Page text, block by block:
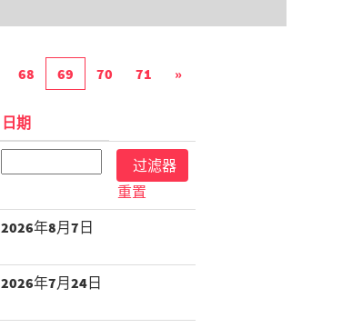
68 69 70 71 »
日期
重置
2026年8月7日
2026年7月24日